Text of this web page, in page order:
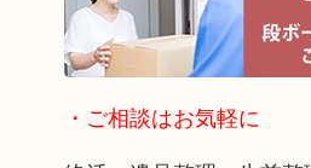
・ご相談はお気軽に